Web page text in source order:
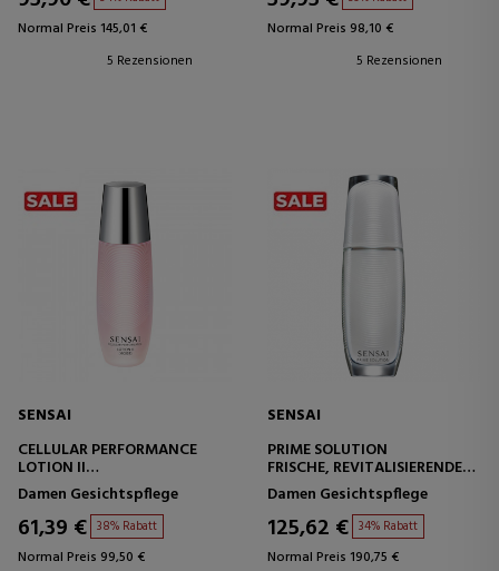
Normal Preis 145,01 €
5 Rezensionen
Normal Preis 98,10 €
5 Rezensionen
SENSAI
CELLULAR PERFORMANCE
LOTION II
CELLULAR PERFORMANCE
LOTION
Damen Gesichtspflege
61,39 € 38% Rabatt
Normal Preis 99,50 €
SENSAI
PRIME SOLUTION
FRISCHE, REVITALISIERENDE
AKTIONSLOTION
Damen Gesichtspflege
125,62 € 34% Rabatt
Normal Preis 190,75 €